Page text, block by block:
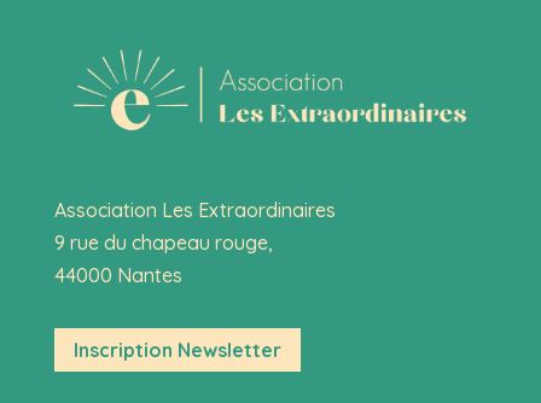
Association Les Extraordinaires
9 rue du chapeau rouge,
44000 Nantes
Inscription Newsletter